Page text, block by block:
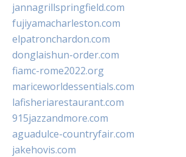
jannagrillspringfield.com
fujiyamacharleston.com
elpatronchardon.com
donglaishun-order.com
fiamc-rome2022.org
mariceworldessentials.com
lafisheriarestaurant.com
915jazzandmore.com
aguadulce-countryfair.com
jakehovis.com